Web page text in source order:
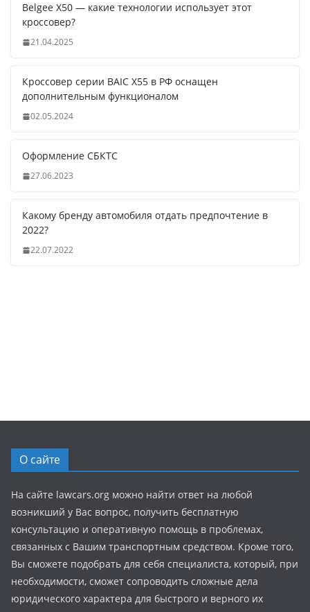
Belgee X50 — какие технологии использует этот
кроссовер?
21.04.2025
Кроссовер серии BAIC X55 в РФ оснащен
дополнительным функционалом
02.05.2024
Оформление СБКТС
27.06.2023
Какому бренду автомобиля отдать предпочтение в
2022?
22.07.2022
О сайте
На сайте lawcars.org можно найти ответ на любой
возникший у Вас вопрос, получить бесплатную
консультацию и оперативную помощь в проблемах,
связанных с Вашим транспортным средством. Кроме того,
Вы сможете подобрать для себя специалиста, который, при
необходимости, сможет сопроводить сложные дела
юридического характера для быстрого и верного их